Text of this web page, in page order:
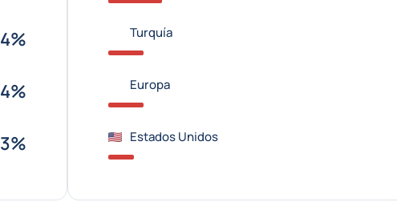
4%
4%
3%
Turquía
Europa
Estados Unidos